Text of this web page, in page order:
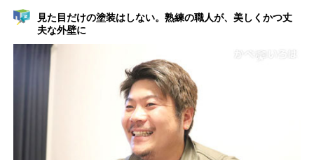
見た目だけの塗装はしない。熟練の職人が、美しくかつ丈
夫な外壁に